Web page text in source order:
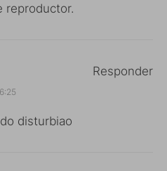
reproductor.
disturbiao
Responder